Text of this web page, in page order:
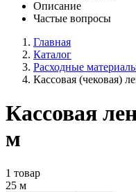
Описание
Частые вопросы
Главная
Каталог
Расходные
Кассовая (чековая)
Кассовая
м
1 товар
25 м